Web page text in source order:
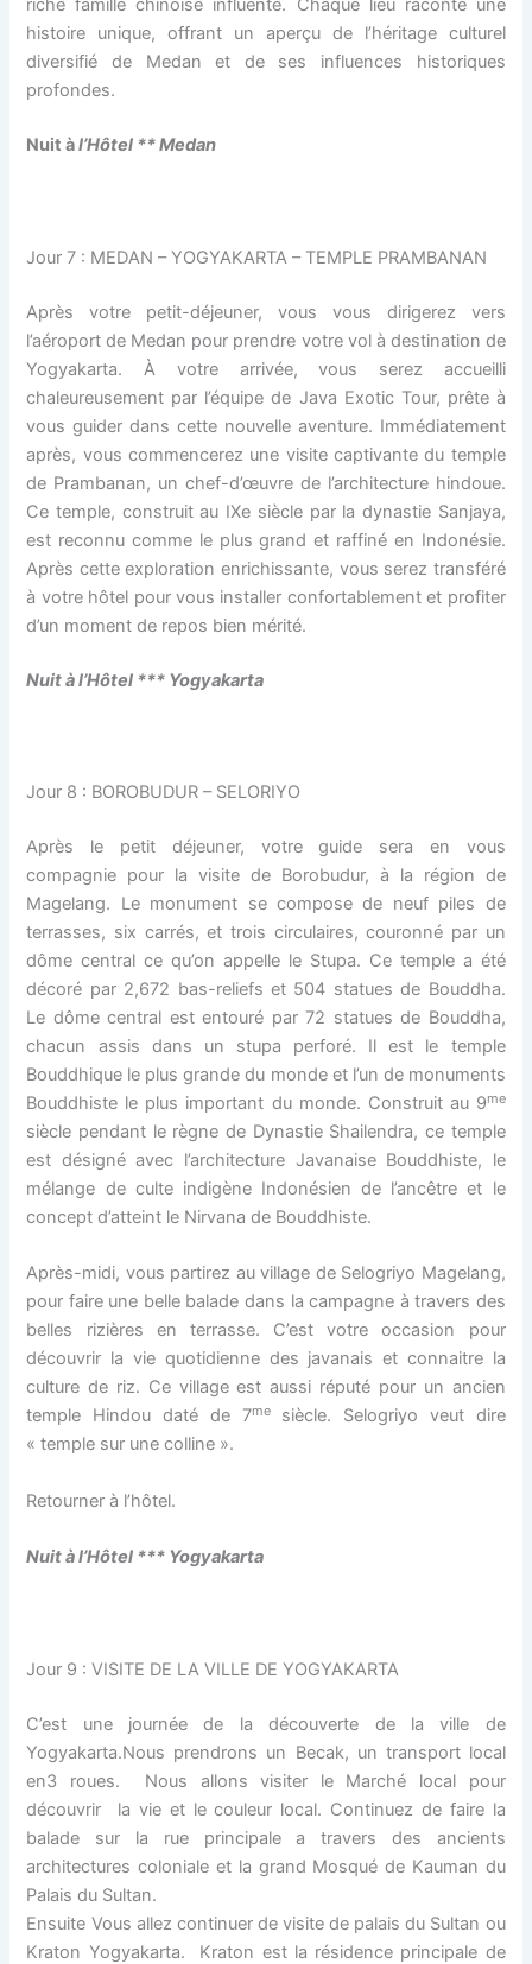
riche famille chinoise influente. Chaque lieu raconte une
histoire unique, offrant un aperçu de l’héritage culturel
diversifié de Medan et de ses influences historiques
profondes.
Nuit àl’Hôtel ** Medan
Jour 7 : MEDAN – YOGYAKARTA – TEMPLE PRAMBANAN
Après votre petit-déjeuner, vous vous dirigerez vers
l’aéroport de Medan pour prendre votre vol à destination de
Yogyakarta. À votre arrivée, vous serez accueilli
chaleureusement par l’équipe de Java Exotic Tour, prête à
vous guider dans cette nouvelle aventure. Immédiatement
après, vous commencerez une visite captivante du temple
de Prambanan, un chef-d’œuvre de l’architecture hindoue.
Ce temple, construit au IXe siècle par la dynastie Sanjaya,
est reconnu comme le plus grand et raffiné en Indonésie.
Après cette exploration enrichissante, vous serez transféré
à votre hôtel pour vous installer confortablement et profiter
d’un moment de repos bien mérité.
Nuit à l’Hôtel *** Yogyakarta
Jour 8 : BOROBUDUR – SELORIYO
Après le petit déjeuner, votre guide sera en vous
compagnie pour la visite de Borobudur, à la région de
Magelang. Le monument se compose de neuf piles de
terrasses, six carrés, et trois circulaires, couronné par un
dôme central ce qu’on appelle le Stupa. Ce temple a été
décoré par 2,672 bas-reliefs et 504 statues de Bouddha.
Le dôme central est entouré par 72 statues de Bouddha,
chacun assis dans un stupa perforé. Il est le temple
Bouddhique le plus grande du monde et l’un de monuments
Bouddhiste le plus important du monde. Construit au 9me
siècle pendant le règne de Dynastie Shailendra, ce temple
est désigné avec l’architecture Javanaise Bouddhiste, le
mélange de culte indigène Indonésien de l’ancêtre et le
concept d’atteint le Nirvana de Bouddhiste.
Après-midi, vous partirez au village de Selogriyo Magelang,
pour faire une belle balade dans la campagne à travers des
belles rizières en terrasse. C’est votre occasion pour
découvrir la vie quotidienne des javanais et connaitre la
culture de riz. Ce village est aussi réputé pour un ancien
temple Hindou daté de 7mesiècle. Selogriyo veut dire
« temple sur une colline ».
Retourner à l’hôtel.
Nuit à l’Hôtel *** Yogyakarta
Jour 9 : VISITE DE LA VILLE DE YOGYAKARTA
C’est une journée de la découverte de la ville de
Yogyakarta.Nous prendrons un Becak, un transport local
en3 roues. Nous allons visiter le Marché local pour
découvrir la vie et le couleur local. Continuez de faire la
balade sur la rue principale a travers des ancients
architectures coloniale et la grand Mosqué de Kauman du
Palais du Sultan.
Ensuite Vous allez continuer de visite de palais du Sultan ou
Kraton Yogyakarta. Kraton est la résidence principale de